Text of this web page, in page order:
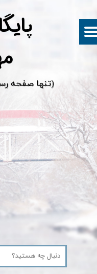
پ
​(تنها صفحه